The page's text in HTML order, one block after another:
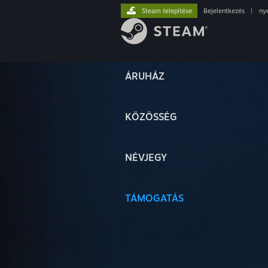
ÁRUHÁZ
KÖZÖSSÉG
NÉVJEGY
TÁMOGATÁS
Steam telepítése Bejelentkezés